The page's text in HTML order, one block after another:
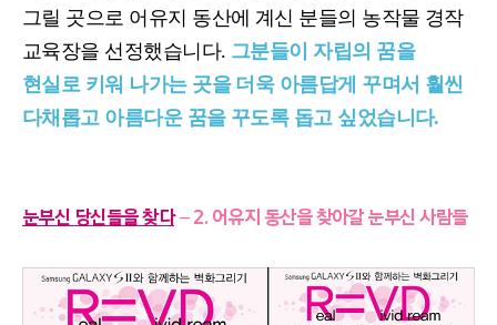
그릴 곳으로 어유지 동산에 계신 분들의 농작물 경작
교육장을 선정했습니다. 그분들이 자립의 꿈을
현실로 키워 나가는 곳을 더욱 아름답게 꾸며서 훨씬
다채롭고 아름다운 꿈을 꾸도록 돕고 싶었습니다.
눈부신 당신들을 찾다–2. 어유지 동산을 찾아갈 눈부신 사람들